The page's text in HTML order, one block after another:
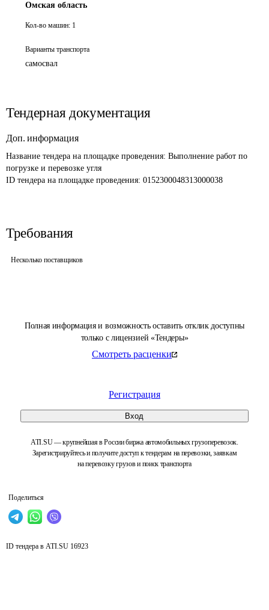
Полная информация и возможность оставить отклик доступны
только с лицензией «Тендеры»
Смотреть расценки
Регистрация
Вход
ATI.SU — крупнейшая в России биржа автомобильных грузоперевозок.
Зарегистрируйтесь и получите доступ к тендерам на перевозки, заявкам
на перевозку грузов и поиск транспорта
Поделиться
Омская область
Кол-во машин: 1
Варианты транспорта
самосвал
Тендерная документация
Доп. информация
Название тендера на площадке проведения: Выполнение работ по
погрузке и перевозке угля
ID тендера на площадке проведения: 0152300048313000038
Требования
Несколько поставщиков
ID тендера в ATI.SU 16923